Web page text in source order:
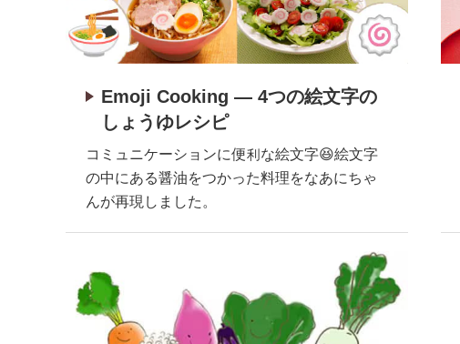
Emoji Cooking ― 4つの絵文字の
しょうゆレシピ
コミュニケーションに便利な絵文字😆絵文字
の中にある醤油をつかった料理をなあにちゃ
んが再現しました。